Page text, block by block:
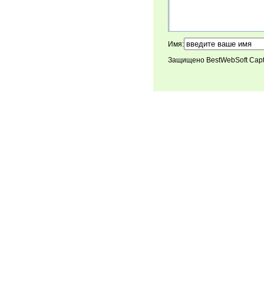
Имя:
Защищено BestWebSoft